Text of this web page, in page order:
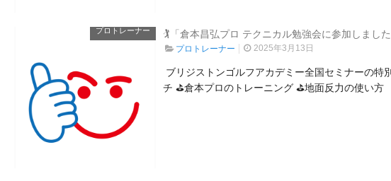
プロトレーナー 🏌「倉本昌弘プロ テクニカル勉強会に参加しました
プロトレーナー 2025年3月13日
ブリジストンゴルフアカデミー全国セミナーの
チ ⛳倉本プロのトレーニング ⛳地面反力の使い方